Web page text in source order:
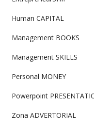
Human CAPITAL
Management BOOKS
Management SKILLS
Personal MONEY
Powerpoint
Zona ADVERTORIAL